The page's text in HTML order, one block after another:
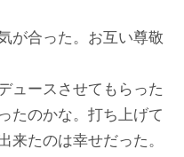
が合った。お互い尊敬
ュースさせてもらった
たのかな。打ち上げて
来たのは幸せだった。